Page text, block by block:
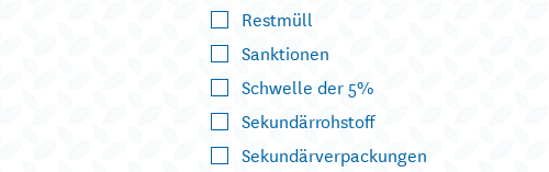
Restmüll
Sanktionen
Schwelle der 5%
Sekundärrohstoff
Sekundärverpackungen